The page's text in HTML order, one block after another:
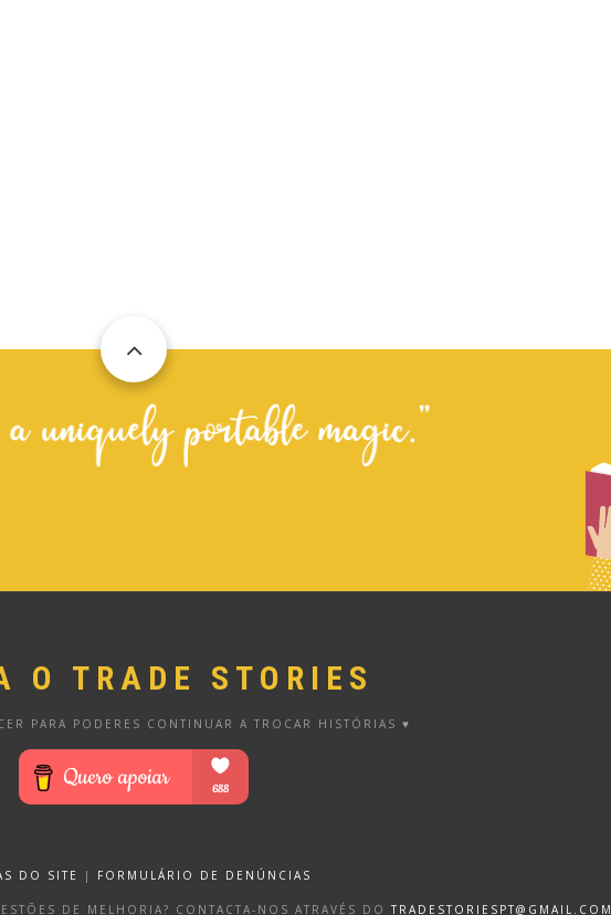
O TRADE STORIES
PARA PODERES CONTINUAR A TROCAR HISTÓRIAS ♥
DO SITE | FORMULÁRIO DE DENÚNCIAS
DE MELHORIA? CONTACTA-NOS ATRAVÉS DO TRADESTORIESPT@GMAIL.COM